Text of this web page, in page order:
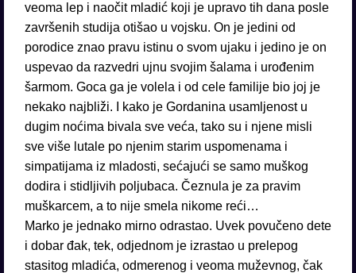
veoma lep i naočit mladić koji je upravo tih dana posle
završenih studija otišao u vojsku. On je jedini od
porodice znao pravu istinu o svom ujaku i jedino je on
uspevao da razvedri ujnu svojim šalama i urođenim
šarmom. Goca ga je volela i od cele familije bio joj je
nekako najbliži. I kako je Gordanina usamljenost u
dugim noćima bivala sve veća, tako su i njene misli
sve više lutale po njenim starim uspomenama i
simpatijama iz mladosti, sećajući se samo muškog
dodira i stidljivih poljubaca. Čeznula je za pravim
muškarcem, a to nije smela nikome reći…
Marko je jednako mirno odrastao. Uvek povučeno dete
i dobar đak, tek, odjednom je izrastao u prelepog
stasitog mladića, odmerenog i veoma muževnog, čak